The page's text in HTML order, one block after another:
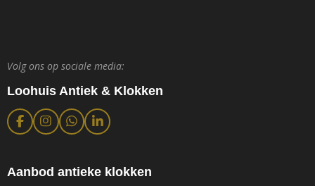
Volg ons op sociale media:
Loohuis Antiek & Klokken
F
a
b
I
n
a
W
h
s
L
i
e
Aanbod antieke klokken